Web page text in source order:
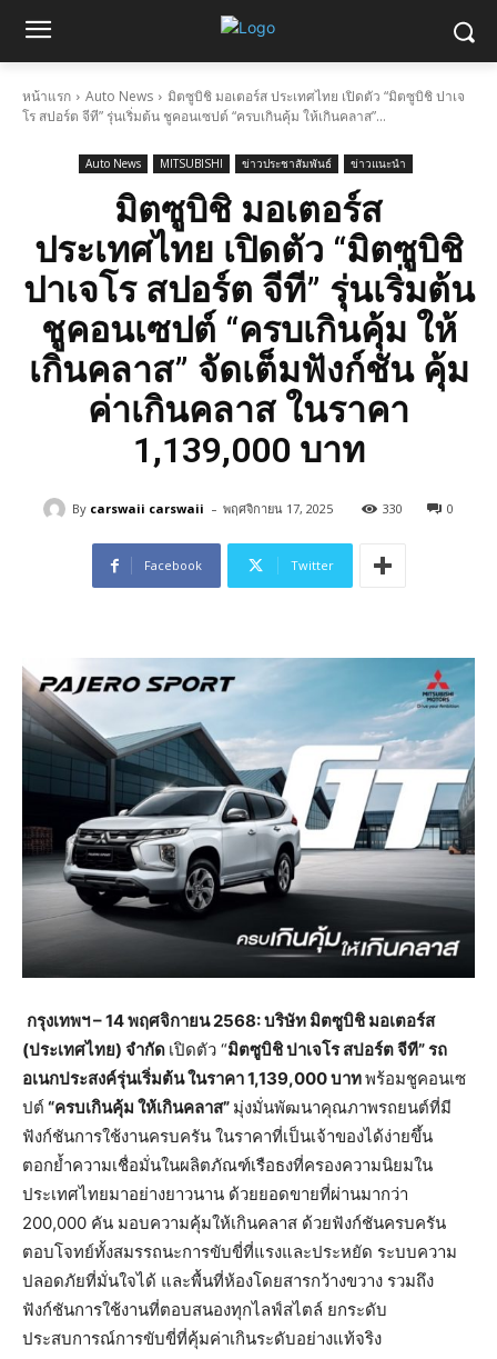
หน้าแรก Auto News
มิตซูบิชิ มอเตอร์ส ประเทศไทย เปิดตัว “มิตซูบิชิ ปาเจ
โร สปอร์ต จีที” รุ่นเริ่มต้น ชูคอนเซปต์ “ครบเกินคุ้ม ให้เกินคลาส”...
Auto News MITSUBISHI ข่าวประชาสัมพันธ์ ข่าวแนะนำ
มิตซูบิชิ มอเตอร์ส
ประเทศไทย เปิดตัว “มิตซูบิชิ
ปาเจโร สปอร์ต จีที” รุ่นเริ่มต้น
ชูคอนเซปต์ “ครบเกินคุ้ม ให้
เกินคลาส” จัดเต็มฟังก์ชัน คุ้ม
ค่าเกินคลาส ในราคา
1,139,000 บาท
By carswaii carswaii - พฤศจิกายน 17, 2025 330 0
Facebook Twitter
กรุงเทพฯ– 14พฤศจิกายน2568:บริษัท มิตซูบิชิ มอเตอร์ส
(ประเทศไทย) จำกัด เปิดตัว “มิตซูบิชิปาเจโร สปอร์ตจีที”รถ
อเนกประสงค์รุ่นเริ่มต้นในราคา1,139,000บาทพร้อมชูคอนเซ
ปต์“ครบเกินคุ้ม ให้เกินคลาส” มุ่งมั่นพัฒนาคุณภาพรถยนต์ที่มี
ฟังก์ชันการใช้งานครบครัน ในราคาที่เป็นเจ้าของได้ง่ายขึ้น
ตอกย้ำความเชื่อมั่นในผลิตภัณฑ์เรือธงที่ครองความนิยมใน
ประเทศไทยมาอย่างยาวนาน ด้วยยอดขายที่ผ่านมากว่า
200,000 คัน มอบความคุ้มให้เกินคลาส ด้วยฟังก์ชันครบครัน
ตอบโจทย์ทั้งสมรรถนะการขับขี่ที่แรงและประหยัด ระบบความ
ปลอดภัยที่มั่นใจได้ และพื้นที่ห้องโดยสารกว้างขวาง รวมถึง
ฟังก์ชันการใช้งานที่ตอบสนองทุกไลฟ์สไตล์ ยกระดับ
ประสบการณ์การขับขี่ที่คุ้มค่าเกินระดับอย่างแท้จริง